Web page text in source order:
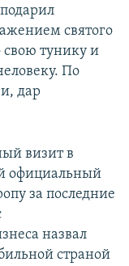
святого
тунику и
По
дар
визит в
официальный
за последние
назвал
страной